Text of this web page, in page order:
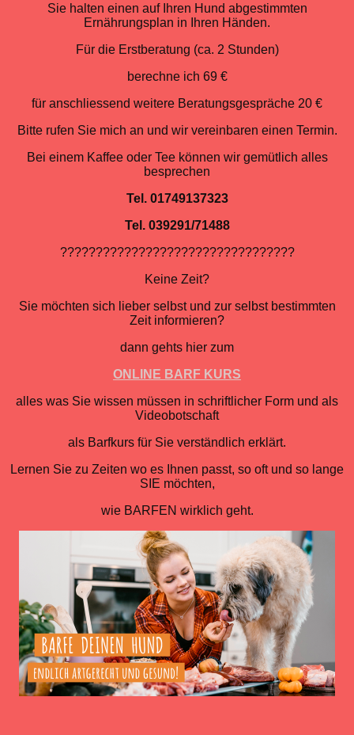
Sie halten einen auf Ihren Hund abgestimmten
Ernährungsplan in Ihren Händen.
Für die Erstberatung (ca. 2 Stunden)
berechne ich 69 €
für anschliessend weitere Beratungsgespräche 20 €
Bitte rufen Sie mich an und wir vereinbaren einen Termin.
Bei einem Kaffee oder Tee können wir gemütlich alles
besprechen
Tel. 01749137323
Tel. 039291/71488
?????????????????????????????????
Keine Zeit?
Sie möchten sich lieber selbst und zur selbst bestimmten
Zeit informieren?
dann gehts hier zum
ONLINE BARF KURS
alles was Sie wissen müssen in schriftlicher Form und als
Videobotschaft
als Barfkurs für Sie verständlich erklärt.
Lernen Sie zu Zeiten wo es Ihnen passt, so oft und so lange
SIE möchten,
wie BARFEN wirklich geht.